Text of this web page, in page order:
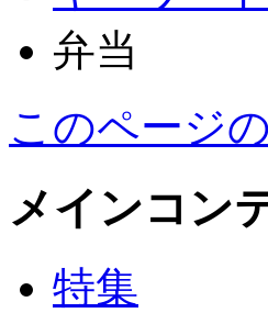
弁当
このページ
メインコン
特集